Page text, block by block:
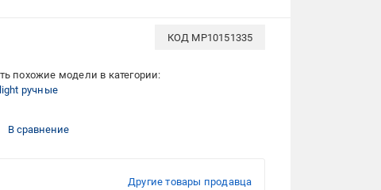
КОД MP10151335
похожие модели в категории:
ручные
В сравнение
Другие товары продавца